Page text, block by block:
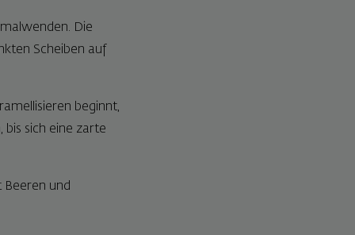
Die
Scheiben auf
beginnt,
bis sich eine zarte
und